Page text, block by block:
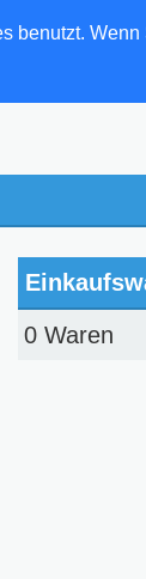
benutzt. Wenn
0 Waren